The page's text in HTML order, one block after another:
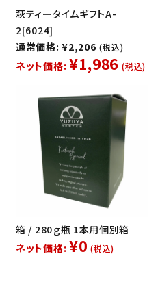
萩ティータイムギフトA-
2[6024]
通常価格: ¥2,206 (税込)
ネット価格: ¥1,986 (税込)
箱 / 280ｇ瓶 1本用個別箱
ネット価格: ¥0 (税込)